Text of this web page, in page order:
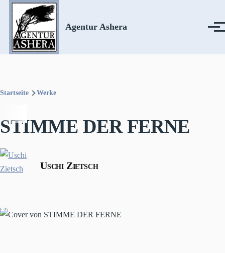
Direkt zum Inhalt
Agentur Ashera Menü
Startseite Werke
STIMME DER FERNE
Uschi Zietsch